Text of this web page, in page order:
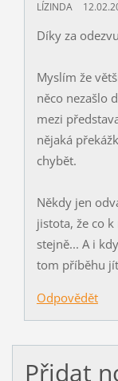
LÍZINDA
Díky za
Myslím že
něco nezašlo
mezi
nějaká
chybět.
Někdy jen
jistota, že co
stejně... A i
tom příběhu
Odpovědět
Přidat